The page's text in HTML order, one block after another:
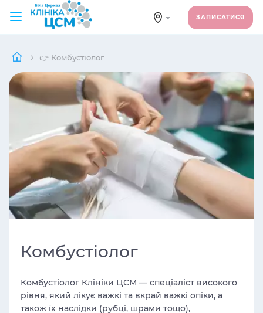
ЗАПИСАТИСЯ
👉 Комбустіолог
Комбустіолог
Комбустіолог Клініки ЦСМ — спеціаліст високого
рівня, який лікує важкі та вкрай важкі опіки, а
також їх наслідки (рубці, шрами тощо),